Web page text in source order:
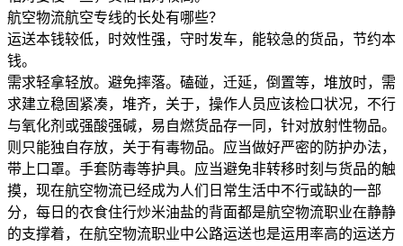
航空物流航空专线的长处有哪些？
运送本钱较低，时效性强，守时发车，能较急的货品，节约本
钱。
需求轻拿轻放。避免摔落。磕碰，迁延，倒置等，堆放时，需
求建立稳固紧凑，堆齐，关于，操作人员应该检口状况，不行
与氧化剂或强酸强碱，易自燃货品存一同，针对放射性物品。
则只能独自存放，关于有毒物品。应当做好严密的防护办法，
带上口罩。手套防毒等护具。应当避免非转移时刻与货品的触
摸，现在航空物流已经成为人们日常生活中不行或缺的一部
分，每日的衣食住行炒米油盐的背面都是航空物流职业在静静
的支撑着，在航空物流职业中公路运送也是运用率高的运送方